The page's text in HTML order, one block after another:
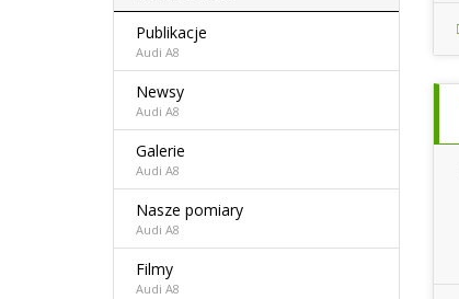
Publikacje
Audi A8
Newsy
Audi A8
Galerie
Audi A8
Nasze pomiary
Audi A8
Filmy
Audi A8